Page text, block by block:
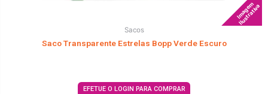
Imagem
Ilustrativa
Sacos
Saco Transparente Estrelas Bopp Verde Escuro
EFETUE O LOGIN PARA COMPRAR